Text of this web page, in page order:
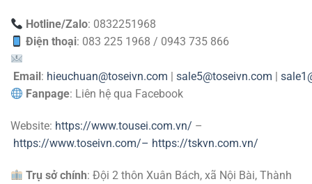
Hotline/Zalo: 0832251968
Điện thoại: 083 225 1968 / 0943 735 866
Email: hieuchuan@toseivn.com | sale5@toseivn.com |
Fanpage: Liên hệ qua Facebook
Website: https://www.tousei.com.vn/ –
https://www.toseivn.com/– https://tskvn.com.vn/
Trụ sở chính: Đội 2 thôn Xuân Bách, xã Nội Bài, Thành